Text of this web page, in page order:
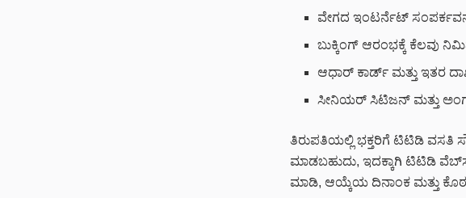
ವೇಗದ ಇಂಟರ್ನೆಟ್
ಬುಕ್ಕಿಂಗ್ ಆರಂಭಕ್ಕೆ ಕೆಲವು
ಆಧಾರ್ ಕಾರ್ಡ್ ಮತ್ತು ಇತರ
ಸೀನಿಯರ್ ಸಿಟಿಜನ್ ಮತ್ತು
ತಿರುಪತಿಯಲ್ಲಿ ಭಕ್ತರಿಗೆ ಟಿಟಿಡಿ ವಸತಿ
ಮಾಡಬಹುದು, ಇದಕ್ಕಾಗಿ ಟಿಟಿಡಿ
ಮಾಡಿ, ಆಯ್ಕೆಯ ದಿನಾಂಕ ಮತ್ತು